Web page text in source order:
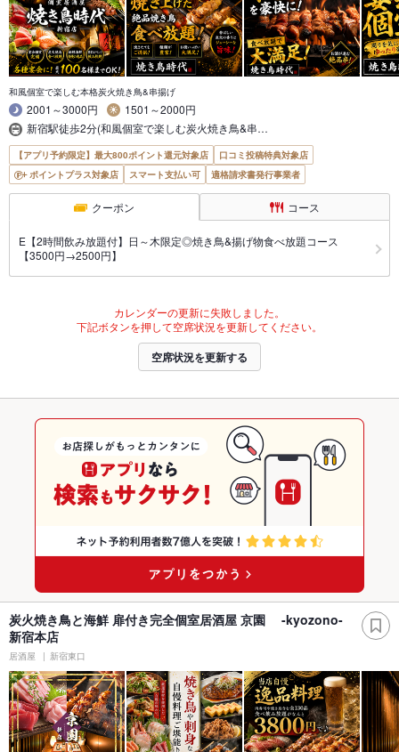
和風個室で楽しむ本格炭火焼き鳥&串揚げ
2001～3000円
1501～2000円
新宿駅徒歩2分(和風個室で楽しむ炭火焼き鳥&串…
【アプリ予約限定】最大800ポイント還元対象店
口コミ投稿特典対象店
ポイントプラス対象店
スマート支払い可 適格請求書発行事業者
クーポン コース
E【2時間飲み放題付】日～木限定◎焼き鳥&揚げ物食べ放題コース
【3500円→2500円】
カレンダーの更新に失敗しました。
下記ボタンを押して空席状況を更新してください。
空席状況を更新する
炭火焼き鳥と海鮮 扉付き完全個室居酒屋 京園 -kyozono-
新宿本店
居酒屋 新宿東口